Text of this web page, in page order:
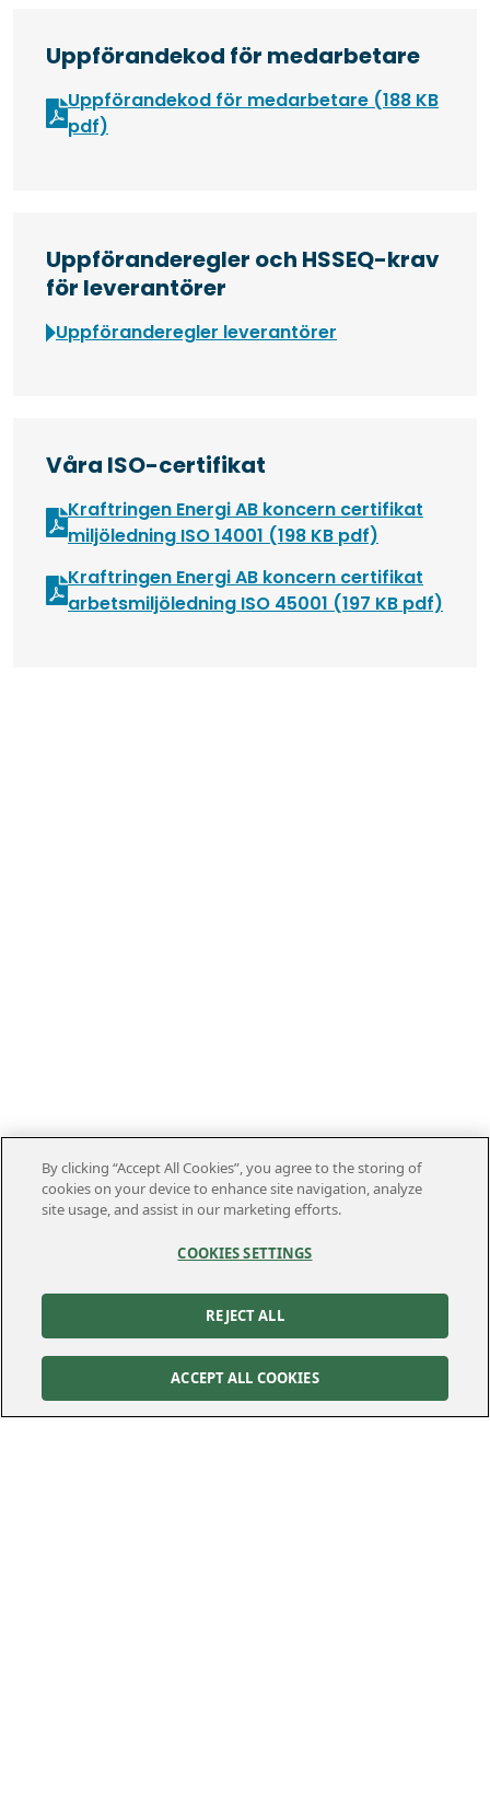
Uppförandekod för medarbetare
Uppförandekod för medarbetare (188 KB
pdf)
Uppföranderegler och HSSEQ-krav
för leverantörer
Uppföranderegler leverantörer
Våra ISO-certifikat
Kraftringen Energi AB koncern certifikat
miljöledning ISO 14001 (198 KB pdf)
Kraftringen Energi AB koncern certifikat
arbetsmiljöledning ISO 45001 (197 KB pdf)
Kontakt
By clicking “Accept All Cookies”, you agree to the storing of
cookies on your device to enhance site navigation, analyze
site usage, and assist in our marketing efforts.
COOKIES SETTINGS
REJECT ALL
ACCEPT ALL COOKIES